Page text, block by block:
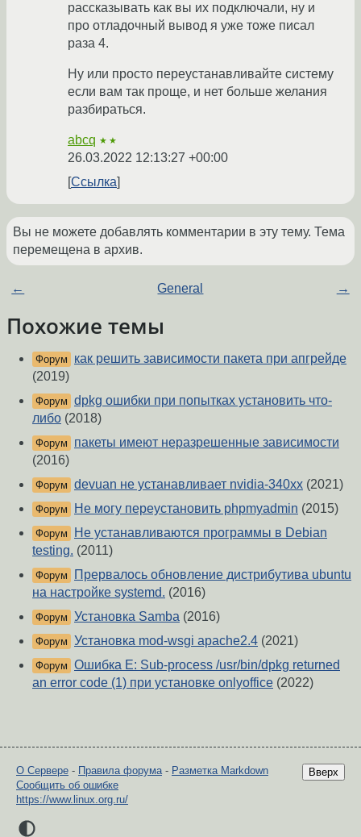
рассказывать как вы их подключали, ну и
про отладочный вывод я уже тоже писал
раза 4.
Ну или просто переустанавливайте систему
если вам так проще, и нет больше желания
разбираться.
abcq ★★
26.03.2022 12:13:27 +00:00
Ссылка
Вы не можете добавлять комментарии в эту тему. Тема
перемещена в архив.
← General →
Похожие темы
Форум
как решить зависимости пакета при апгрейде
(2019)
Форум dpkg ошибки при попытках установить что-
либо (2018)
Форум
пакеты имеют неразрешенные зависимости
(2016)
Форум devuan не устанавливает nvidia-340xx (2021)
Форум Не могу переустановить phpmyadmin (2015)
Форум
Не устанавливаются программы в Debian
testing. (2011)
Форум
Прервалось обновление дистрибутива ubuntu
на настройке systemd. (2016)
Форум Установка Samba (2016)
Форум Установка mod-wsgi apache2.4 (2021)
Форум Ошибка E: Sub-process /usr/bin/dpkg returned
an error code (1) при установке onlyoffice (2022)
Вверх
О Сервере - Правила форума- Разметка Markdown
Сообщить об ошибке
https://www.linux.org.ru/